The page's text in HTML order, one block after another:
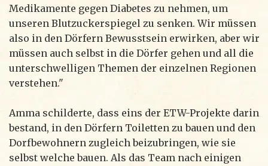
Medikamente gegen Diabetes zu nehmen, um
unseren Blutzuckerspiegel zu senken. Wir müssen
also in den Dörfern Bewusstsein erwirken, aber wir
müssen auch selbst in die Dörfer gehen und all die
unterschwelligen Themen der einzelnen Regionen
verstehen."
Amma schilderte, dass eins der ETW-Projekte darin
bestand, in den Dörfern Toiletten zu bauen und den
Dorfbewohnern zugleich beizubringen, wie sie
selbst welche bauen. Als das Team nach einigen